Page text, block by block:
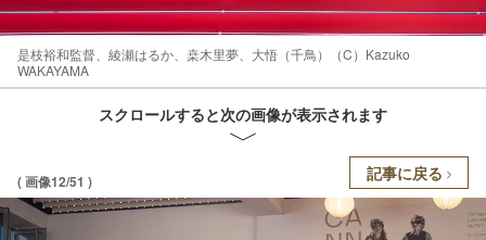
是枝裕和監督、綾瀬はるか、桒木里夢、大悟（千鳥）（C）Kazuko
WAKAYAMA
スクロールすると次の画像が表示されます
( 画像12/51 ) 記事に戻る